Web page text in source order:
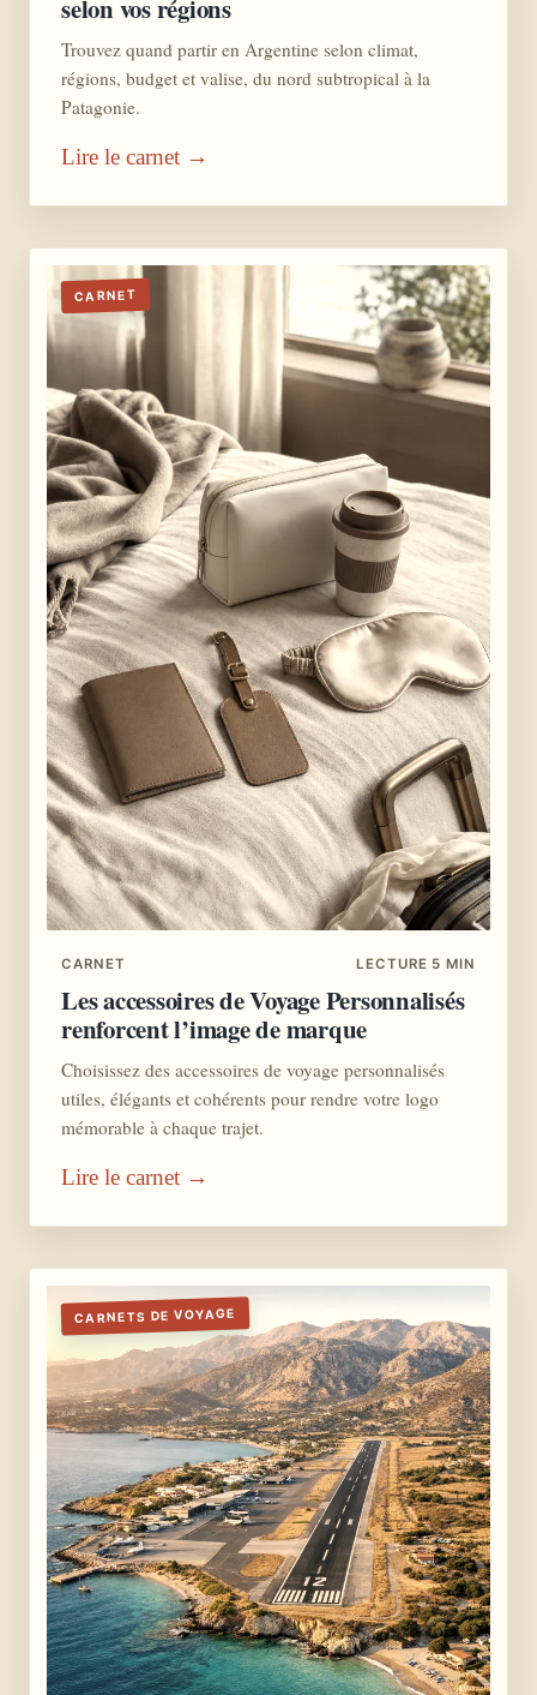
selon vos régions
Trouvez quand partir en Argentine selon climat,
régions, budget et valise, du nord subtropical à la
Patagonie.
Lire le carnet →
CARNET
CARNET LECTURE 5 MIN
Les accessoires de Voyage Personnalisés
renforcent l’image de marque
Choisissez des accessoires de voyage personnalisés
utiles, élégants et cohérents pour rendre votre logo
mémorable à chaque trajet.
Lire le carnet →
CARNETS DE VOYAGE